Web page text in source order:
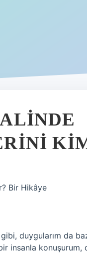
Bir Hikâye
duygularım da
insanla konuşurum,